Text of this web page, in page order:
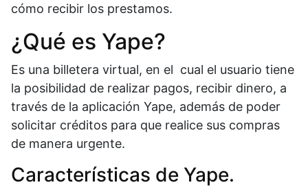
cómo recibir los prestamos.
¿Qué es Yape?
Es una billetera virtual, en el cual el usuario tiene
la posibilidad de realizar pagos, recibir dinero, a
través de la aplicación Yape, además de poder
solicitar créditos para que realice sus compras
de manera urgente.
Características de Yape.